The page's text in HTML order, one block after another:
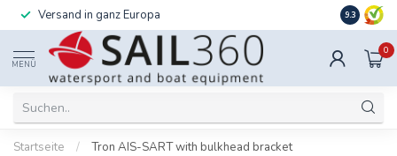
Versand in ganz Europa 9.3
MENÜ
0
Startseite / Tron AIS-SART with bulkhead bracket